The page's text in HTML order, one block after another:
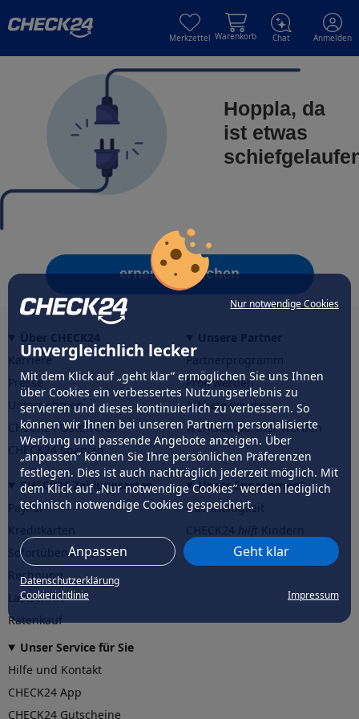
Nur notwendige Cookies
Unvergleichlich lecker
Mit dem Klick auf „geht klar” ermöglichen Sie uns Ihnen
über Cookies ein verbessertes Nutzungserlebnis zu
servieren und dieses kontinuierlich zu verbessern. So
können wir Ihnen bei unseren Partnern personalisierte
Werbung und passende Angebote anzeigen. Über
„anpassen” können Sie Ihre persönlichen Präferenzen
festlegen. Dies ist auch nachträglich jederzeit möglich. Mit
dem Klick auf „Nur notwendige Cookies” werden lediglich
technisch notwendige Cookies gespeichert.
Anpassen Geht klar
Datenschutzerklärung
Cookierichtlinie
Impressum
Merkzettel Warenkorb Chat Anmelden
Hoppla, da
ist etwas
erneut versuchen
Karriere
Presse
Unternehmen
CHECK24 Österreich
CHECK24 Spanien
Partnerprogramm
Profi werden
Affiliate werden
Werkstattpartner werden
CHECK24 Zahlungsarten
PayPal
Sofortüberweisung
Rechnung
Lastschrift
Ratenkauf
Unser Engagement
Nachhaltigkeit
CHECK24hilftder Natur
Unser Service für Sie
Hilfe und Kontakt
CHECK24 App
CHECK24 Gutscheine